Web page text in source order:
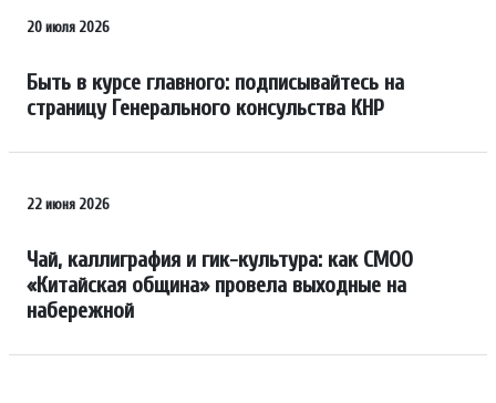
20 июля 2026
Быть в курсе главного: подписывайтесь на
страницу Генерального консульства КНР
22 июня 2026
Чай, каллиграфия и гик-культура: как СМОО
«Китайская община» провела выходные на
набережной